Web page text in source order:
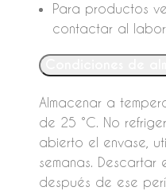
Para productos
contactar al
Almacenar a
de 25 °C. No
abierto el envase,
semanas.
después de ese